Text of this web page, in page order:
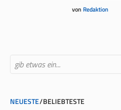
von Redaktion
NEUESTE BELIEBTESTE